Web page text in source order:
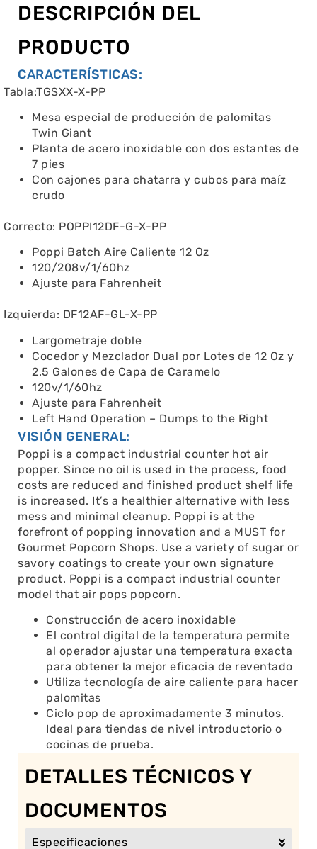
DESCRIPCIÓN DEL
PRODUCTO
CARACTERÍSTICAS:
Tabla:TGSXX-X-PP
Mesa especial de producción de palomitas
Twin Giant
Planta de acero inoxidable con dos estantes de
7 pies
Con cajones para chatarra y cubos para maíz
crudo
Correcto: POPPI12DF-G-X-PP
Poppi Batch Aire Caliente 12 Oz
120/208v/1/60hz
Ajuste para Fahrenheit
Izquierda: DF12AF-GL-X-PP
Largometraje doble
Cocedor y Mezclador Dual por Lotes de 12 Oz y
2.5 Galones de Capa de Caramelo
120v/1/60hz
Ajuste para Fahrenheit
Left Hand Operation – Dumps to the Right
VISIÓN GENERAL:
Poppi is a compact industrial counter hot air
popper. Since no oil is used in the process, food
costs are reduced and finished product shelf life
is increased. It’s a healthier alternative with less
mess and minimal cleanup. Poppi is at the
forefront of popping innovation and a MUST for
Gourmet Popcorn Shops. Use a variety of sugar or
savory coatings to create your own signature
product. Poppi is a compact industrial counter
model that air pops popcorn.
Construcción de acero inoxidable
El control digital de la temperatura permite
al operador ajustar una temperatura exacta
para obtener la mejor eficacia de reventado
Utiliza tecnología de aire caliente para hacer
palomitas
Ciclo pop de aproximadamente 3 minutos.
Ideal para tiendas de nivel introductorio o
cocinas de prueba.
DETALLES TÉCNICOS Y
DOCUMENTOS
Especificaciones